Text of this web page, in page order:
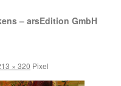
– arsEdition GmbH
× 320 Pixel